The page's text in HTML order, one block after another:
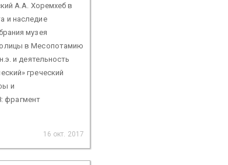
А.А. Хоремхеб в
и наследие
музея
в Месопотамию
и деятельность
греческий
и
фрагмент
16 окт. 2017